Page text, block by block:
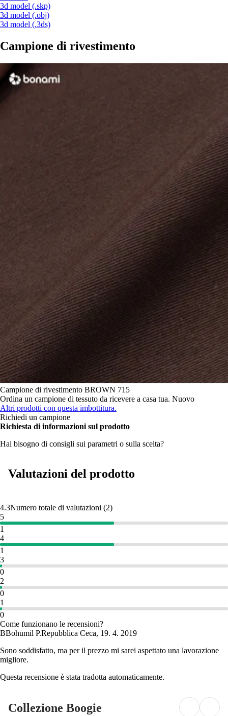
3d model (.skp)
3d model (.obj)
3d model (.3ds)
Campione di rivestimento
Campione di rivestimento BROWN 715
Ordina un campione di tessuto da ricevere a casa tua. Nuovo
Altri prodotti con questa imbottitura.
Richiedi un campione
Richiesta di informazioni sul prodotto
Hai bisogno di consigli sui parametri o sulla scelta?
Valutazioni del prodotto
4.3Numero totale di valutazioni (2)
5
1
4
1
3
0
2
0
1
0
Come funzionano le recensioni?
BBohumil P.Repubblica Ceca, 19. 4. 2019
Sono soddisfatto, ma per il prezzo mi sarei aspettato una lavorazione
migliore.
Questa recensione è stata tradotta automaticamente.
Collezione Boogie